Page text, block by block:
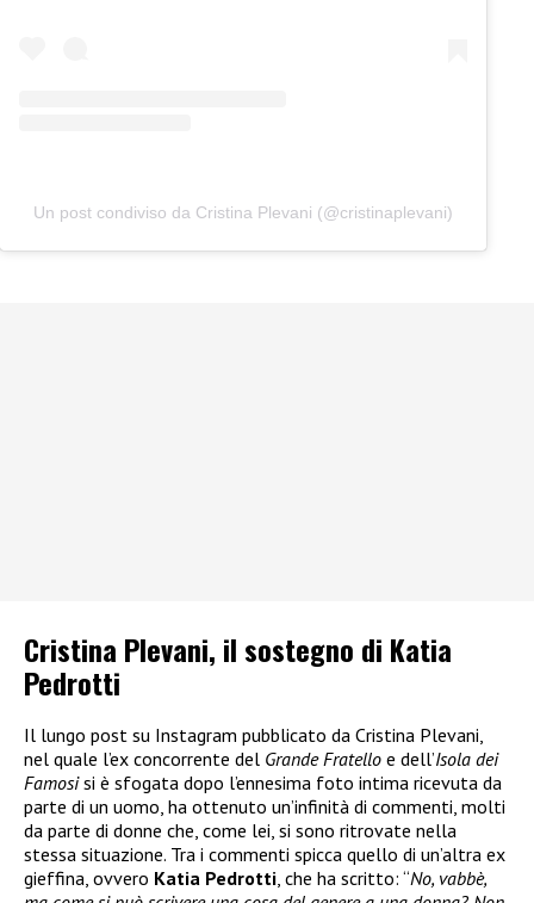
Un post condiviso da Cristina Plevani (@cristinaplevani)
Cristina Plevani, il sostegno di Katia
Pedrotti
Il lungo post su Instagram pubblicato da Cristina Plevani,
nel quale l’ex concorrente del Grande Fratello e dell’Isola dei
Famosisi è sfogata dopo l’ennesima foto intima ricevuta da
parte di un uomo, ha ottenuto un’infinità di commenti, molti
da parte di donne che, come lei, si sono ritrovate nella
stessa situazione. Tra i commenti spicca quello di un’altra ex
gieffina, ovvero Katia Pedrotti, che ha scritto: “No, vabbè,